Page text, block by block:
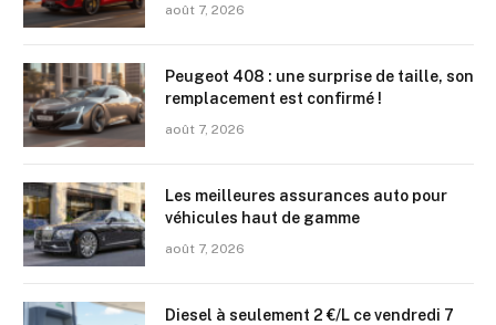
août 7, 2026
Peugeot 408 : une surprise de taille, son
remplacement est confirmé !
août 7, 2026
Les meilleures assurances auto pour
véhicules haut de gamme
août 7, 2026
Diesel à seulement 2 €/L ce vendredi 7